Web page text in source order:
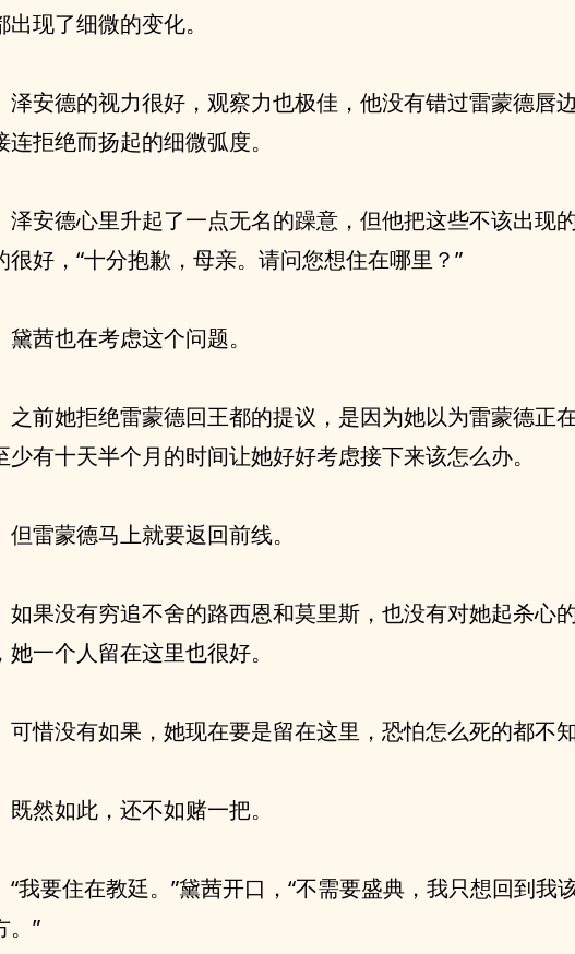
出现了细微的变化。
泽安德的视力很好，观察力也极佳，他没有错过雷蒙德唇
连拒绝而扬起的细微弧度。
泽安德心里升起了一点无名的躁意，但他把这些不该出现
很好，“十分抱歉，母亲。请问您想住在哪里？”
黛茜也在考虑这个问题。
之前她拒绝雷蒙德回王都的提议，是因为她以为雷蒙德正
少有十天半个月的时间让她好好考虑接下来该怎么办。
但雷蒙德马上就要返回前线。
如果没有穷追不舍的路西恩和莫里斯，也没有对她起杀心
她一个人留在这里也很好。
可惜没有如果，她现在要是留在这里，恐怕怎么死的都不知
既然如此，还不如赌一把。
“我要住在教廷。”黛茜开口，“不需要盛典，我只想回到我
。”